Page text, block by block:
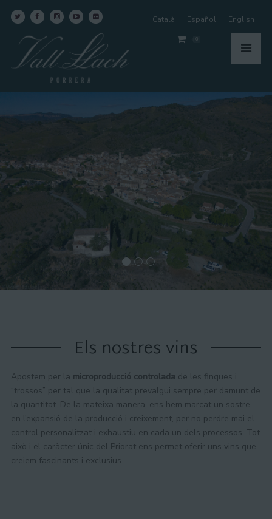
Català Español English
Els nostres vins
Apostem per la microproducció controlada de les finques i
“trossos” per tal que la qualitat prevalgui sempre per damunt de
la quantitat. De la mateixa manera, ens hem marcat un sostre
en l’expansió de la producció i creixement, per no perdre mai el
control personalitzat i exhaustiu en cada un dels processos. Tot
això i el caràcter únic del Priorat ens permet oferir uns vins que
creiem fascinants i exclusius.